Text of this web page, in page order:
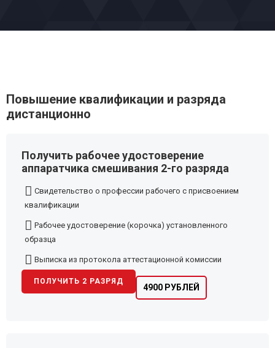
Повышение квалификации и разряда
дистанционно
Получить рабочее удостоверение
аппаратчика смешивания 2-го разряда
Свидетельство о профессии рабочего с присвоением
квалификации
Рабочее удостоверение (корочка) установленного
образца
Выписка из протокола аттестационной комиссии
4900 РУБЛЕЙ
ПОЛУЧИТЬ 2 РАЗРЯД